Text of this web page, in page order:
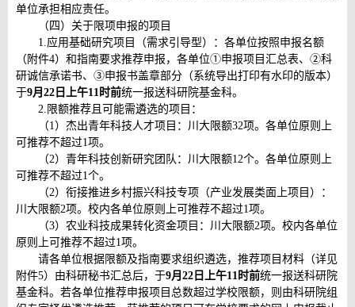
单位承担相应责任。
（四）关于限项申报的项目
1.应用基础研究项目（需求引导型）：各单位按照申报名额
（附件4）和指南要求推荐申报，各单位①申报项目汇总表、②科
研诚信承诺书、③申报书盖章部分（系统导出打印有水印的版本）
于9月22日上午11时前统一报送科研院基金科。
2.限额推荐且可能需遴选的项目：
（1）杰出青年科技人才项目：川大限额32项。各单位原则上
可推荐不超过1项。
（2）青年科技创新研究团队：川大限额12个。各单位原则上
可推荐不超过1个。
（2）衔接推进乡村振兴科技专项（产业发展类面上项目）：
川大限额2项。校内各单位原则上可推荐不超过1项。
（3）农业科技成果转化资金项目：川大限额2项。校内各单位
原则上可推荐不超过1项。
请各单位根据限额及指南要求组织遴选，推荐项目材料（详见
附件5）由科研秘书汇总后，于9月22日上午11时前统一报送科研院
基金科。若各单位推荐申报项目总数超过学校限额，则由科研院组